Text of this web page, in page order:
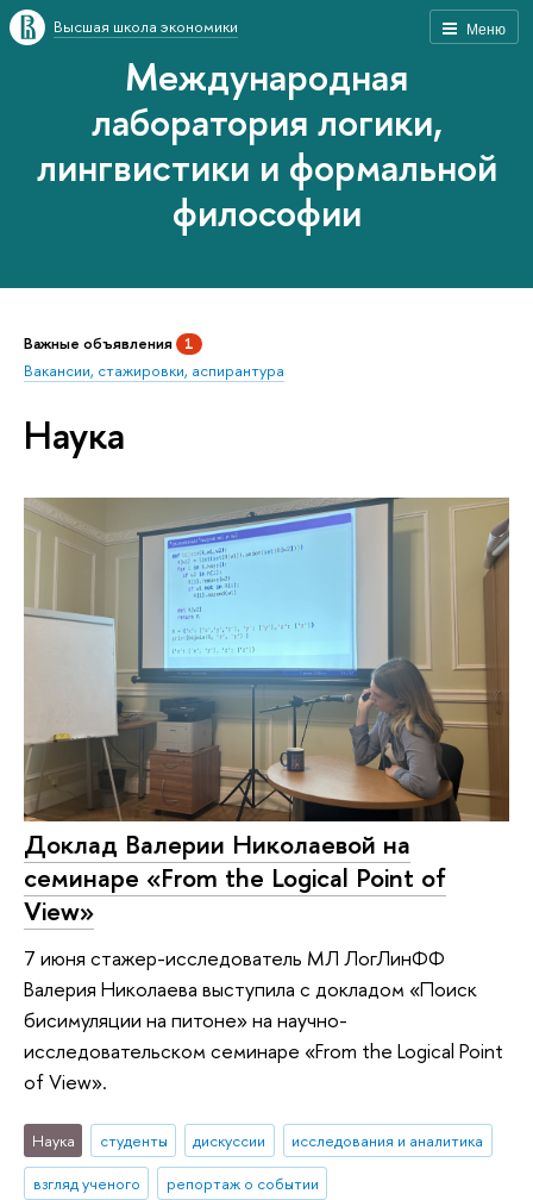
Меню
Высшая школа экономики
Международная
лаборатория логики,
лингвистики и формальной
философии
Важные объявления 1
Вакансии, стажировки, аспирантура
Наука
Доклад Валерии Николаевой на
семинаре «‎From the Logical Point of
View»
7 июня стажер-исследователь МЛ ЛогЛинФФ
Валерия Николаева выступила с докладом «Поиск
бисимуляции на питоне» на научно-
исследовательском семинаре «From the Logical Point
of View».
Наука студенты дискуссии
исследования и аналитика
взгляд ученого
репортаж о событии